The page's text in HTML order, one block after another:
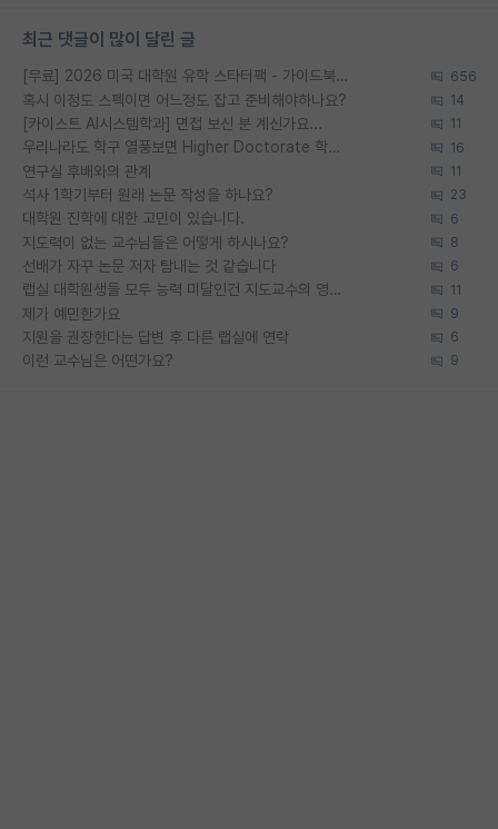
최근 댓글이 많이 달린 글
[무료] 2026 미국 대학원 유학 스타터팩 - 가이드북 & 합격자 컨택메일 템플릿 656
혹시 이정도 스펙이면 어느정도 잡고 준비해야하나요? 14
[카이스트 AI시스템학과] 면접 보신 분 계신가요... 11
우리나라도 학구 열풍보면 Higher Doctorate 학위가 필요하다고 봅니다. 16
연구실 후배와의 관계 11
석사 1학기부터 원래 논문 작성을 하나요? 23
대학원 진학에 대한 고민이 있습니다. 6
지도력이 없는 교수님들은 어떻게 하시나요? 8
선배가 자꾸 논문 저자 탐내는 것 같습니다 6
랩실 대학원생들 모두 능력 미달인건 지도교수의 영향 아닌가? 11
제가 예민한가요 9
지원을 권장한다는 답변 후 다른 랩실에 연락 6
이런 교수님은 어떤가요? 9